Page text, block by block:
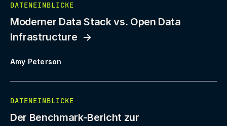
DATENEINBLICKE
Moderner Data Stack vs. Open Data
Infrastructure
Amy Peterson
DATENEINBLICKE
Der Benchmark-Bericht zur